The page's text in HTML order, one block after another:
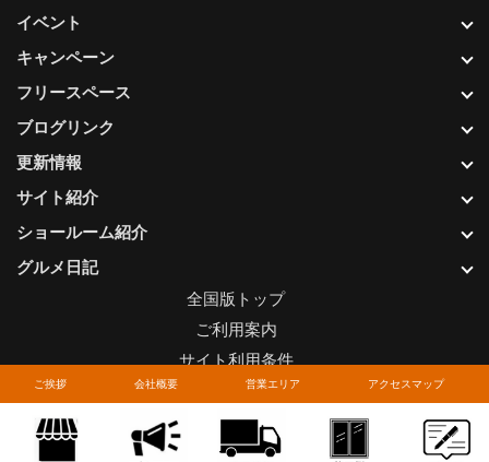
ご挨拶 会社概要 営業エリア アクセスマップ
更新情報
サイト紹介
ショールーム紹介
グルメ日記
イベント
キャンペーン
フリースペース
ブログリンク
全国版トップ
ご利用案内
サイト利用条件
プライバシーポリシー
関連リンク
お問い合わせについて